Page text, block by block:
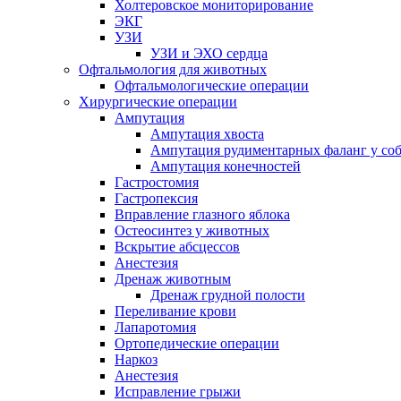
Холтеровское мониторирование
ЭКГ
УЗИ
УЗИ и ЭХО сердца
Офтальмология для животных
Офтальмологические операции
Хирургические операции
Ампутация
Ампутация хвоста
Ампутация рудиментарных фаланг у
Ампутация конечностей
Гастростомия
Гастропексия
Вправление глазного яблока
Остеосинтез у животных
Вскрытие абсцессов
Анестезия
Дренаж животным
Дренаж грудной полости
Переливание крови
Лапаротомия
Ортопедические операции
Наркоз
Анестезия
Исправление грыжи